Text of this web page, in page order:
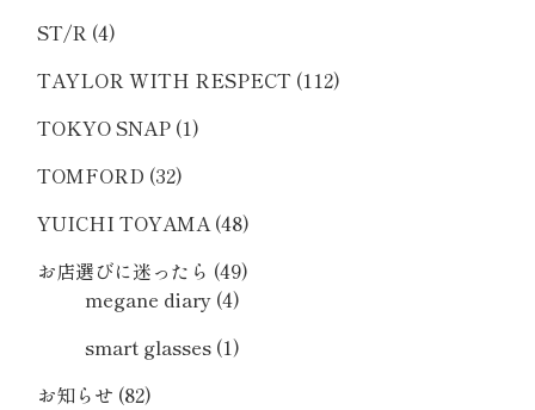
ST/R (4)
TAYLOR WITH RESPECT (112)
TOKYO SNAP (1)
TOMFORD (32)
YUICHI TOYAMA (48)
お店選びに迷ったら (49)
megane diary (4)
smart glasses (1)
お知らせ (82)